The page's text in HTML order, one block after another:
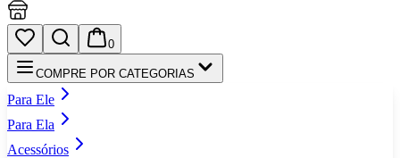
0
COMPRE POR CATEGORIAS
Para Ele
Para Ela
Acessórios